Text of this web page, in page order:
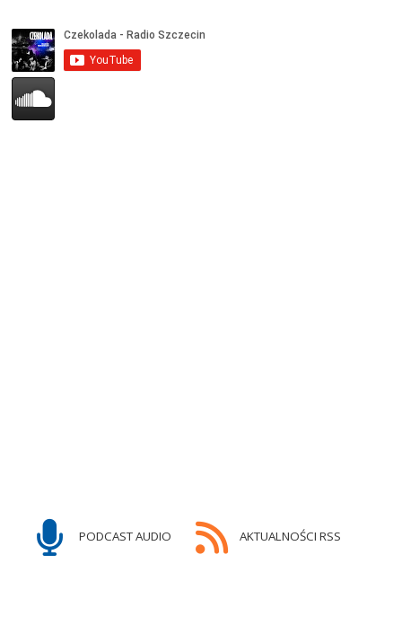
PODCAST AUDIO AKTUALNOŚCI RSS